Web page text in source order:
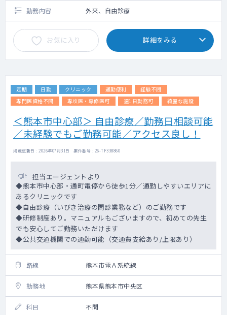
勤務内容 外来、自由診療
お気に入り 詳細をみる
定期 日勤 クリニック 通勤便利
経験不問
専門医資格不問
専攻医・専修医可 週1日勤務可 綺麗な施設
＜熊本市中心部＞ 自由診療／勤務日相談可能
／未経験でもご勤務可能／アクセス良し！
掲載更新日 : 2026年07月31日 案件番号 : 26-TF338860
担当エージェントより
◆熊本市中心部・通町電停から徒歩1分／通勤しやすいエリアに
あるクリニックです
◆自由診療（いびき治療の問診業務など）のご勤務です
◆研修制度あり。マニュアルもございますので、初めての先生
でも安心してご勤務いただけます
◆公共交通機関での通勤可能（交通費支給あり/上限あり）
路線 熊本市電Ａ系統線
勤務地 熊本県熊本市中央区
科目 不問